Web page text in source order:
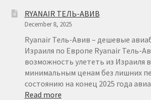
RYANAIR ТЕЛЬ-АВИВ
December 8, 2025
Ryanair Тель-Авив – дешевые
Израиля по Европе Ryanair Тель-
возможность улететь из Израиля
минимальным ценам без лишних
состоянию на конец 2025 года
Read more: